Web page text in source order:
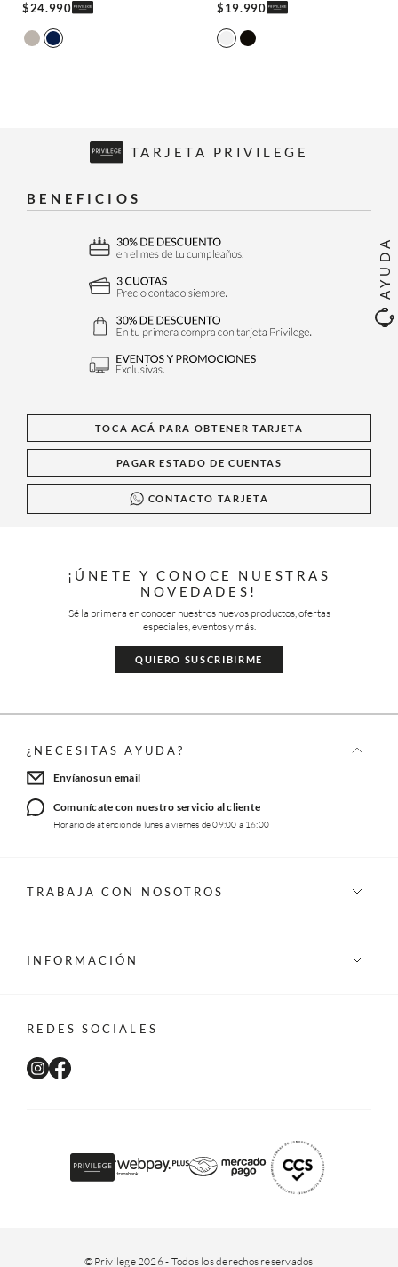
AYUDA
$24.990 $19.990
TARJETA PRIVILEGE
BENEFICIOS
TOCA ACÁ PARA OBTENER TARJETA
PAGAR ESTADO DE CUENTAS
CONTACTO TARJETA
¡ÚNETE Y CONOCE NUESTRAS
NOVEDADES!
Sé la primera en conocer nuestros nuevos productos, ofertas
especiales, eventos y más.
QUIERO SUSCRIBIRME
¿NECESITAS AYUDA?
Envíanos un email
Comunícate con nuestro servicio al cliente
Horario de atención de lunes a viernes de 09:00 a 16:00
TRABAJA CON NOSOTROS
INFORMACIÓN
REDES SOCIALES
©Privilege 2026 - Todos los derechos reservados